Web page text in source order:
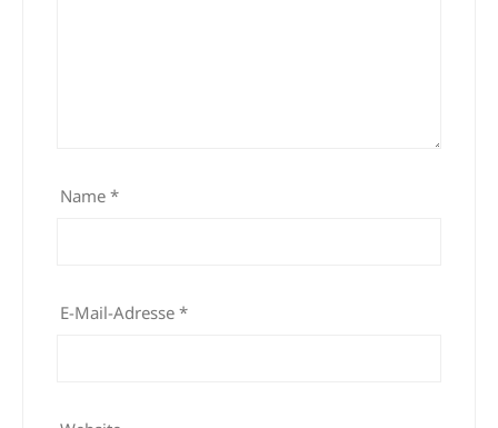
Name *
E-Mail-Adresse *